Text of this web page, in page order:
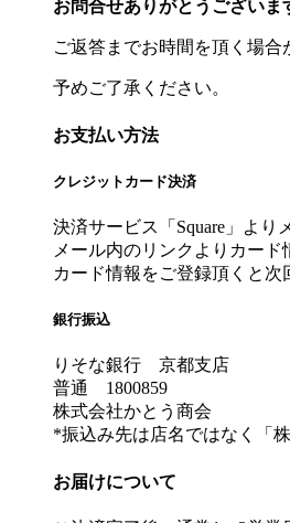
お問合せありがとうございま
ご返答までお時間を頂く場合
予めご了承ください。
お支払い方法
クレジットカード決済
決済サービス「Square」より
メール内のリンクよりカード
カード情報をご登録頂くと次
銀行振込
りそな銀行 京都支店
普通 1800859
株式会社かとう商会
*振込み先は店名ではなく「
お届けについて